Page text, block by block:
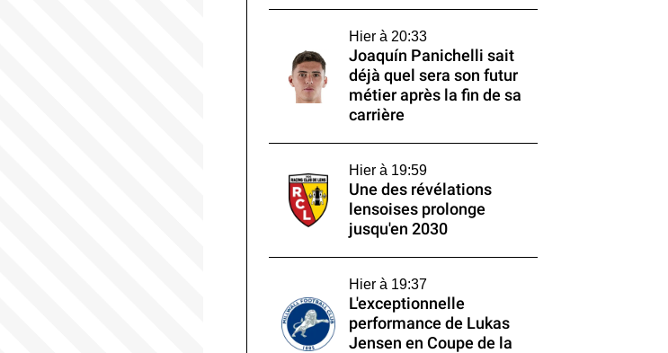
Hier à 20:33
Joaquín Panichelli sait
déjà quel sera son futur
métier après la fin de sa
carrière
Hier à 19:59
Une des révélations
lensoises prolonge
jusqu'en 2030
Hier à 19:37
L'exceptionnelle
performance de Lukas
Jensen en Coupe de la